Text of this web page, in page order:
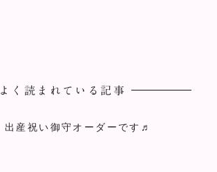
よく読まれている記事
出産祝い御守オーダーです♬